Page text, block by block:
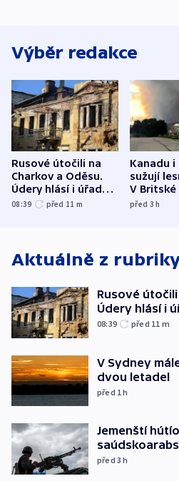
Výběr redakce
Rusové útočili na
Charkov a Oděsu.
Údery hlásí i úřady v
Bělgorodu
08:39 před 11 m
Kanadu i
sužují
V Britské
před 3h
Aktuálně z
Rusové
Údery hlásí i
08:39 před 11 m
V Sydney
dvou letadel
před 1h
Jemenští
před 3h